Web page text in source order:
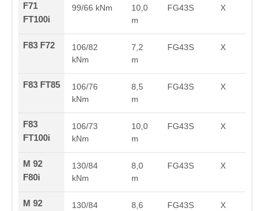
F71
FT100i
99/66 kNm
10,0
m
FG43S X
F83 F72
106/82
kNm
7,2
m
FG43S X
F83 FT85
106/76
kNm
8,5
m
FG43S X
F83
FT100i
106/73
kNm
10,0
m
FG43S X
M 92
F80i
130/84
kNm
8,0
m
FG43S X
M 92
130/84
8,6
FG43S X